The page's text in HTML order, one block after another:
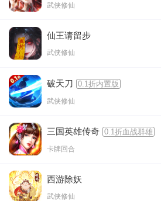
武侠修仙
仙王请留步
武侠修仙
破天刀 0.1折内置版
武侠修仙
三国英雄传奇 0.1折血战群雄
卡牌回合
西游除妖
武侠修仙